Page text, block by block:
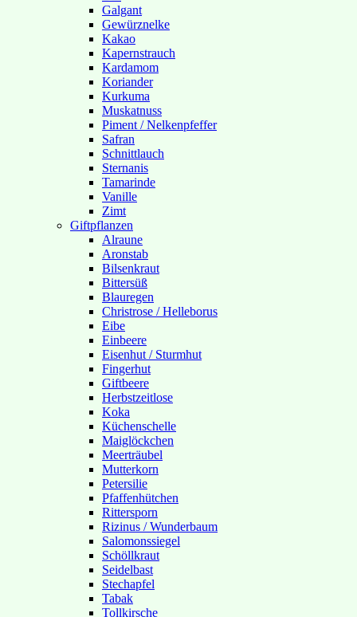
Galgant
Gewürznelke
Kakao
Kapernstrauch
Kardamom
Koriander
Kurkuma
Muskatnuss
Piment / Nelkenpfeffer
Safran
Schnittlauch
Sternanis
Tamarinde
Vanille
Zimt
Giftpflanzen
Alraune
Aronstab
Bilsenkraut
Bittersüß
Blauregen
Christrose / Helleborus
Eibe
Einbeere
Eisenhut / Sturmhut
Fingerhut
Giftbeere
Herbstzeitlose
Koka
Küchenschelle
Maiglöckchen
Meerträubel
Mutterkorn
Petersilie
Pfaffenhütchen
Rittersporn
Rizinus / Wunderbaum
Salomonssiegel
Schöllkraut
Seidelbast
Stechapfel
Tabak
Tollkirsche